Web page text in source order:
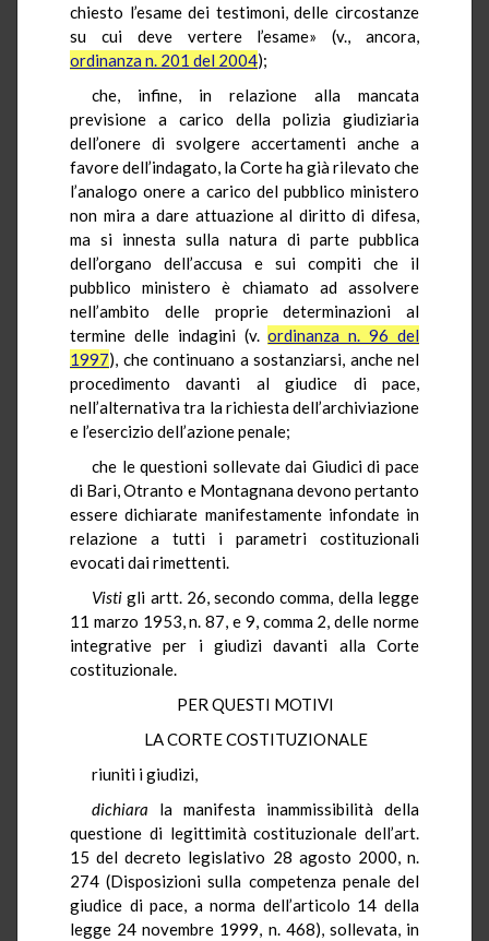
chiesto l’esame dei testimoni, delle circostanze
su cui deve vertere l’esame» (v., ancora,
ordinanza n. 201 del 2004);
che, infine, in relazione alla mancata
previsione a carico della polizia giudiziaria
dell’onere di svolgere accertamenti anche a
favore dell’indagato, la Corte ha già rilevato che
l’analogo onere a carico del pubblico ministero
non mira a dare attuazione al diritto di difesa,
ma si innesta sulla natura di parte pubblica
dell’organo dell’accusa e sui compiti che il
pubblico ministero è chiamato ad assolvere
nell’ambito delle proprie determinazioni al
termine delle indagini (v.ordinanza n. 96 del
1997), che continuano a sostanziarsi, anche nel
procedimento davanti al giudice di pace,
nell’alternativa tra la richiesta dell’archiviazione
e l’esercizio dell’azione penale;
che le questioni sollevate dai Giudici di pace
di Bari, Otranto e Montagnana devono pertanto
essere dichiarate manifestamente infondate in
relazione a tutti i parametri costituzionali
evocati dai rimettenti.
Visti gli artt. 26, secondo comma, della legge
11 marzo 1953, n. 87, e 9, comma 2, delle norme
integrative per i giudizi davanti alla Corte
costituzionale.
PER QUESTI MOTIVI
LA CORTE COSTITUZIONALE
riuniti i giudizi,
dichiara la manifesta inammissibilità della
questione di legittimità costituzionale dell’art.
15 del decreto legislativo 28 agosto 2000, n.
274 (Disposizioni sulla competenza penale del
giudice di pace, a norma dell’articolo 14 della
legge 24 novembre 1999, n. 468), sollevata, in